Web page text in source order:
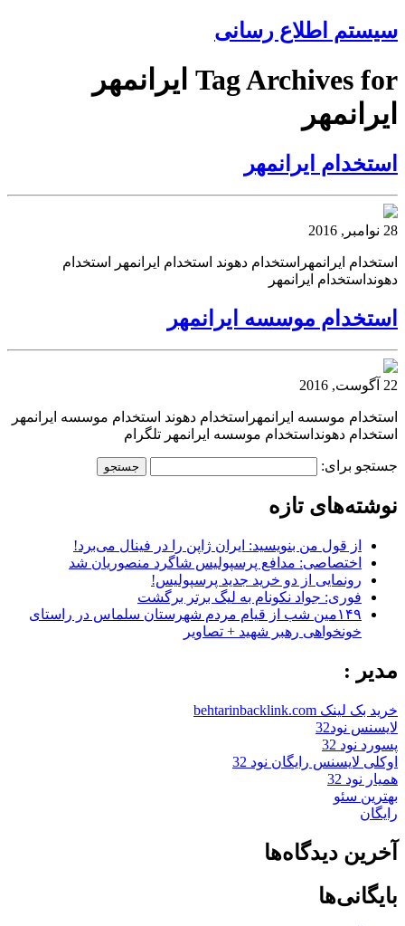
سیستم اطلاع رسانی
Tag Archives for ایرانمهر
ایرانمهر
استخدام ایرانمهر
28 نوامبر, 2016
استخدام ایرانمهراستخدام دهوند استخدام ایرانمهر استخدام
دهونداستخدام ایرانمهر
استخدام موسسه ایرانمهر
22 آگوست, 2016
استخدام موسسه ایرانمهراستخدام دهوند استخدام موسسه ایرانمهر
استخدام دهونداستخدام موسسه ایرانمهر تلگرام
جستجو برای:
نوشته‌های تازه
از قول من بنویسید: ایران ژاپن را در فینال می‌برد!
اختصاصی: مدافع پرسپولیس شاگرد منصوریان شد
رونمایی از دو خرید جدید پرسپولیس!
فوری: جواد نکونام به لیگ برتر برگشت
۱۴۹مین شب از قیام مردم شهرستان سلماس در راستای
خونخواهی رهبر شهید + تصاویر
مدیر :
خرید بک لینک behtarinbacklink.com
لایسنس نود32
پسورد نود 32
اوکلی لایسنس رایگان نود 32
همیار نود 32
بهترین سئو
رایگان
آخرین دیدگاه‌ها
بایگانی‌ها